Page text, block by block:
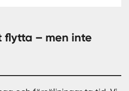
flytta – men inte